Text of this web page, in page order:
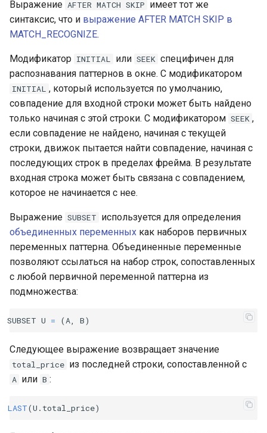
Выражение AFTER MATCH SKIP имеет тот же
синтаксис, что и выражение AFTER MATCH SKIP в
MATCH_RECOGNIZE.
Модификатор INITIAL или SEEK специфичен для
распознавания паттернов в окне. С модификатором
INITIAL , который используется по умолчанию,
совпадение для входной строки может быть найдено
только начиная с этой строки. С модификатором SEEK ,
если совпадение не найдено, начиная с текущей
строки, движок пытается найти совпадение, начиная с
последующих строк в пределах фрейма. В результате
входная строка может быть связана с совпадением,
которое не начинается с нее.
Выражение SUBSET используется для определения
объединенных переменных как наборов первичных
переменных паттерна. Объединенные переменные
позволяют ссылаться на набор строк, сопоставленных
с любой первичной переменной паттерна из
подмножества:
SUBSET U = (A B)
Следующее выражение возвращает значение
total_price из последней строки, сопоставленной с
A или B :
LAST(U . total_price)